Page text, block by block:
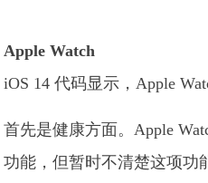
Apple Watch
iOS 14 代码显示，Apple
首先是健康方面。Apple
功能，但暂时不清楚这项功